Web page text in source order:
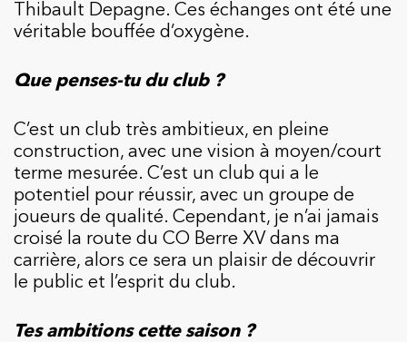
Thibault Depagne. Ces échanges ont été une
véritable bouffée d’oxygène.
Que penses-tu du club ?
C’est un club très ambitieux, en pleine
construction, avec une vision à moyen/court
terme mesurée. C’est un club qui a le
potentiel pour réussir, avec un groupe de
joueurs de qualité. Cependant, je n’ai jamais
croisé la route du CO Berre XV dans ma
carrière, alors ce sera un plaisir de découvrir
le public et l’esprit du club.
Tes ambitions cette saison ?